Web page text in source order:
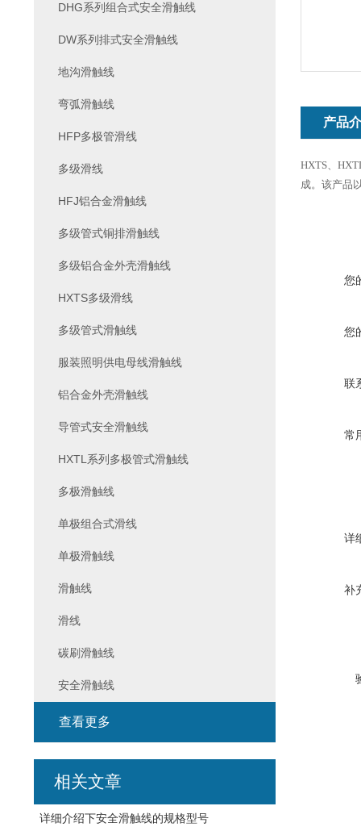
产品
HXTS、
成。该产品
您
您
联
常
详
补
DHG系列组合式安全滑触线
DW系列排式安全滑触线
地沟滑触线
弯弧滑触线
HFP多极管滑线
多级滑线
HFJ铝合金滑触线
多级管式铜排滑触线
多级铝合金外壳滑触线
HXTS多级滑线
多级管式滑触线
服装照明供电母线滑触线
铝合金外壳滑触线
导管式安全滑触线
HXTL系列多极管式滑触线
多极滑触线
单极组合式滑线
单极滑触线
滑触线
滑线
碳刷滑触线
安全滑触线
查看更多
相关文章
详细介绍下安全滑触线的规格型号